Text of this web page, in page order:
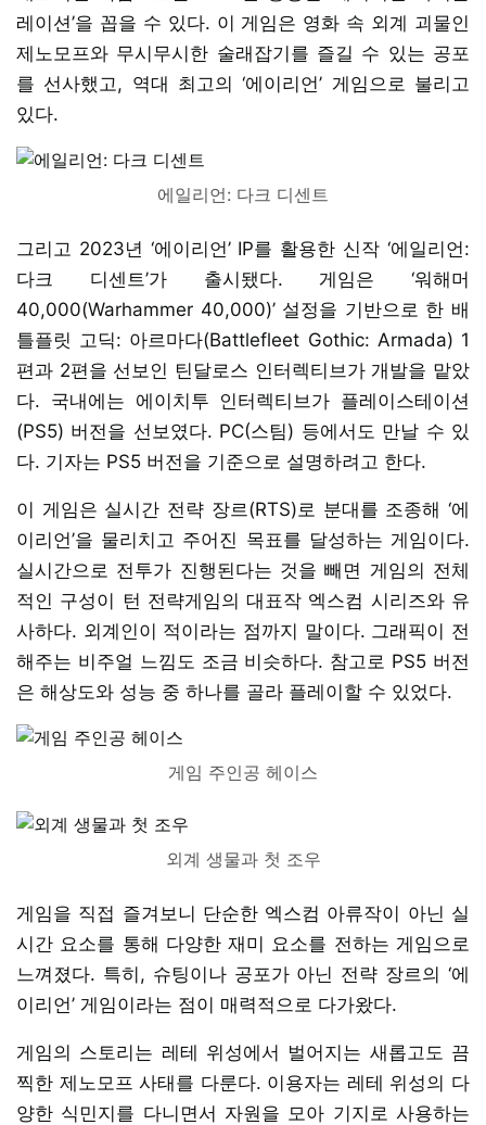
레이션’을 꼽을 수 있다. 이 게임은 영화 속 외계 괴물인
제노모프와 무시무시한 술래잡기를 즐길 수 있는 공포
를 선사했고, 역대 최고의 ‘에이리언’ 게임으로 불리고
있다.
에일리언: 다크 디센트
그리고 2023년 ‘에이리언’ IP를 활용한 신작 ‘에일리언:
다크 디센트’가 출시됐다. 게임은 ‘워해머
40,000(Warhammer 40,000)’ 설정을 기반으로 한 배
틀플릿 고딕: 아르마다(Battlefleet Gothic: Armada) 1
편과 2편을 선보인 틴달로스 인터렉티브가 개발을 맡았
다. 국내에는 에이치투 인터렉티브가 플레이스테이션
(PS5) 버전을 선보였다. PC(스팀) 등에서도 만날 수 있
다. 기자는 PS5 버전을 기준으로 설명하려고 한다.
이 게임은 실시간 전략 장르(RTS)로 분대를 조종해 ‘에
이리언’을 물리치고 주어진 목표를 달성하는 게임이다.
실시간으로 전투가 진행된다는 것을 빼면 게임의 전체
적인 구성이 턴 전략게임의 대표작 엑스컴 시리즈와 유
사하다. 외계인이 적이라는 점까지 말이다. 그래픽이 전
해주는 비주얼 느낌도 조금 비슷하다. 참고로 PS5 버전
은 해상도와 성능 중 하나를 골라 플레이할 수 있었다.
게임 주인공 헤이스
외계 생물과 첫 조우
게임을 직접 즐겨보니 단순한 엑스컴 아류작이 아닌 실
시간 요소를 통해 다양한 재미 요소를 전하는 게임으로
느껴졌다. 특히, 슈팅이나 공포가 아닌 전략 장르의 ‘에
이리언’ 게임이라는 점이 매력적으로 다가왔다.
게임의 스토리는 레테 위성에서 벌어지는 새롭고도 끔
찍한 제노모프 사태를 다룬다. 이용자는 레테 위성의 다
양한 식민지를 다니면서 자원을 모아 기지로 사용하는